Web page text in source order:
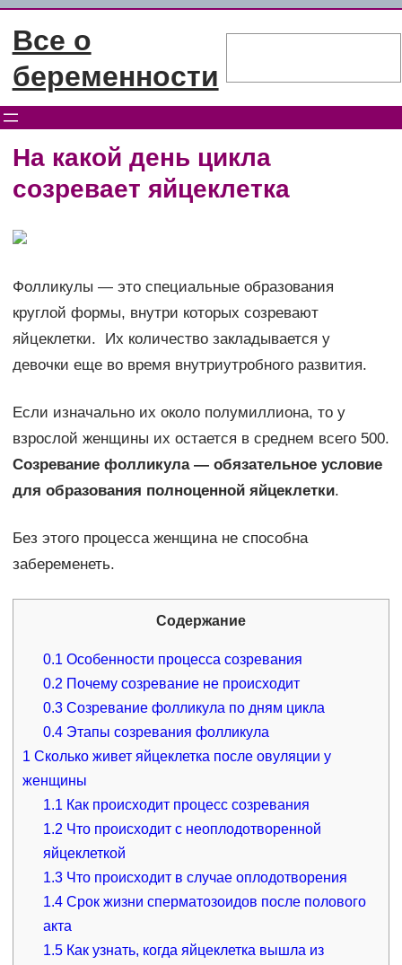
Перейти
содержимому
Все о
беременности
На какой день цикла
созревает яйцеклетка
Фолликулы — это специальные образования
круглой формы, внутри которых созревают
яйцеклетки. Их количество закладывается у
девочки еще во время внутриутробного развития.
Если изначально их около полумиллиона, то у
взрослой женщины их остается в среднем всего 500.
Созревание фолликула — обязательное условие
для образования полноценной яйцеклетки.
Без этого процесса женщина не способна
забеременеть.
Содержание
0.1 Особенности процесса созревания
0.2 Почему созревание не происходит
0.3 Созревание фолликула по дням цикла
0.4 Этапы созревания фолликула
1 Сколько живет яйцеклетка после овуляции у
женщины
1.1 Как происходит процесс созревания
1.2 Что происходит с неоплодотворенной
яйцеклеткой
1.3 Что происходит в случае оплодотворения
1.4 Срок жизни сперматозоидов после полового
акта
1.5 Как узнать, когда яйцеклетка вышла из